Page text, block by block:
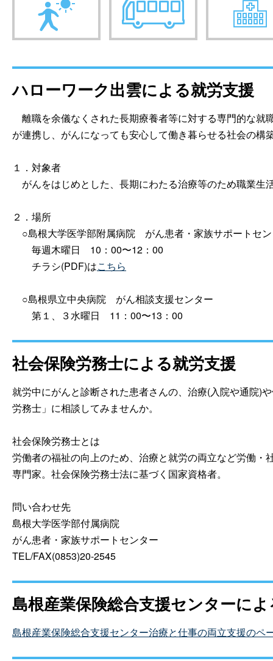
ハローワーク出雲による就労支援
離職を余儀なくされた長期療養者等に対する専門的な就
が連携し、がんになっても安心して働き暮らせる社会の構
１．対象者
がんをはじめとした、長期にわたる治療等のため職業生
２．場所
○島根大学医学部附属病院 がん患者・家族サポートセ
毎週木曜日 10：00〜12：00
チラシ(PDF)はこちら
○島根県立中央病院 がん相談支援センター
第１、３水曜日 11：00〜13：00
社会保険労務士による就労支援
就労中にがんと診断された患者さんの、治療(入院や通院)
労務士」に相談してみませんか。
社会保険労務士とは
労働者の福祉の向上のため、治療と就労の両立など労働
専門家。社会保険労務士法に基づく国家資格者。
問い合わせ先
島根大学医学部付属病院
がん患者・家族サポートセンター
TEL/FAX(0853)20-2545
島根産業保険総合支援センターに
島根産業保険総合支援センター治療と仕事の両立支援のペ